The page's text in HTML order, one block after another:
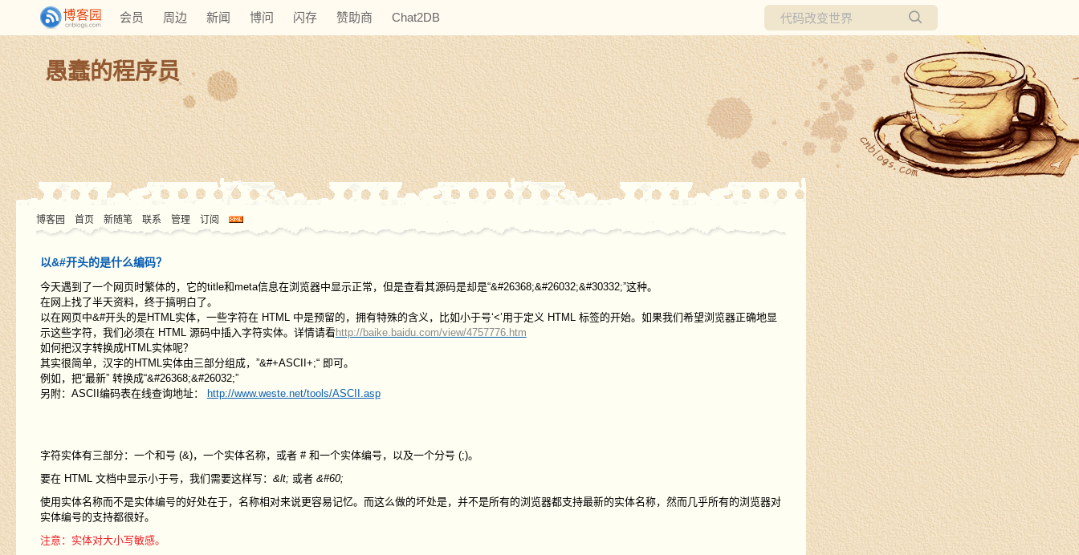
会员 周边 新闻 博问 闪存 赞助商 Chat2DB
所有博客
当前博客
愚蠢的程序员
博客园 首页 新随笔 联系 管理 订阅
以&#开头的是什么编码？
今天遇到了一个网页时繁体的，它的title和meta信息在浏览器中显示正常，但是查看其源码是却是“&#26368;&#26032;&#30332;”这种。
在网上找了半天资料，终于搞明白了。
以在网页中&#开头的是HTML实体，一些字符在 HTML 中是预留的，拥有特殊的含义，比如小于号‘<’用于定义 HTML 标签的开始。如果我们希望浏览器正确地显
示这些字符，我们必须在 HTML 源码中插入字符实体。详情请看http://baike.baidu.com/view/4757776.htm
如何把汉字转换成HTML实体呢？
其实很简单，汉字的HTML实体由三部分组成，”&#+ASCII+;“ 即可。
例如，把“最新” 转换成“&#26368;&#26032;”
另附：ASCII编码表在线查询地址：
http://www.weste.net/tools/ASCII.asp
字符实体有三部分：一个和号 (&)，一个实体名称，或者 # 和一个实体编号，以及一个分号 (;)。
要在 HTML 文档中显示小于号，我们需要这样写： &lt; 或者 &#60;
使用实体名称而不是实体编号的好处在于，名称相对来说更容易记忆。而这么做的坏处是，并不是所有的浏览器都支持最新的实体名称，然而几乎所有的浏览器对
实体编号的支持都很好。
注意：实体对大小写敏感。